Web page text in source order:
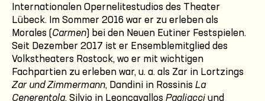
Internationalen Opernelitestudios des Theater
Lübeck. Im Sommer 2016 war er zu erleben als
Morales (Carmen) bei den Neuen Eutiner Festspielen.
Seit Dezember 2017 ist er Ensemblemitglied des
Volkstheaters Rostock, wo er mit wichtigen
Fachpartien zu erleben war, u. a. als Zar in Lortzings
Zar und Zimmermann, Dandini in Rossinis La
Cenerentola, Silvio in Leoncavallos Pagliacci und